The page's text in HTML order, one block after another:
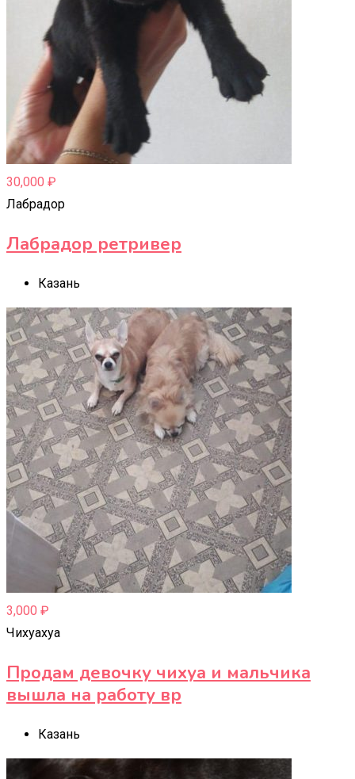
30,000 ₽
Лабрадор
Лабрадор ретривер
Казань
3,000 ₽
Чихуахуа
Продам девочку чихуа и мальчика
вышла на работу вр
Казань